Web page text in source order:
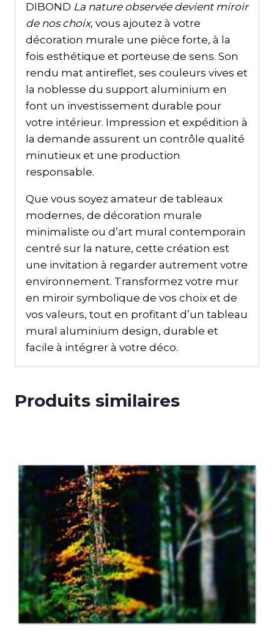
DIBOND La nature observée devient miroir
de nos choix, vous ajoutez à votre
décoration murale une pièce forte, à la
fois esthétique et porteuse de sens. Son
rendu mat antireflet, ses couleurs vives et
la noblesse du support aluminium en
font un investissement durable pour
votre intérieur. Impression et expédition à
la demande assurent un contrôle qualité
minutieux et une production
responsable.
Que vous soyez amateur de tableaux
modernes, de décoration murale
minimaliste ou d’art mural contemporain
centré sur la nature, cette création est
une invitation à regarder autrement votre
environnement. Transformez votre mur
en miroir symbolique de vos choix et de
vos valeurs, tout en profitant d’un tableau
mural aluminium design, durable et
facile à intégrer à votre déco.
Produits similaires